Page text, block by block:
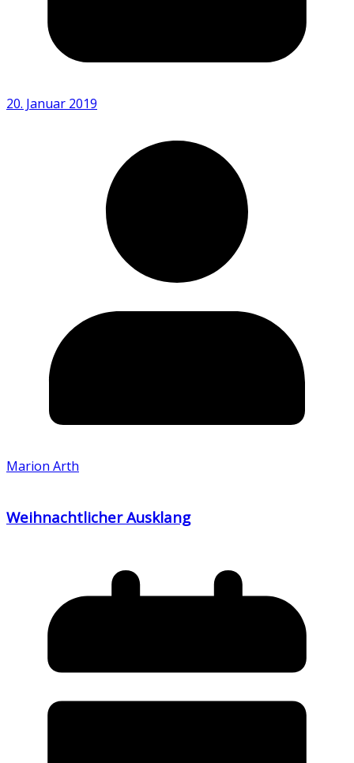
20. Januar 2019
Marion Arth
Weihnachtlicher Ausklang